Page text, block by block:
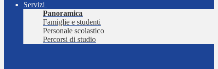
Servizi
Panoramica
Famiglie e studenti
Personale scolastico
Percorsi di studio